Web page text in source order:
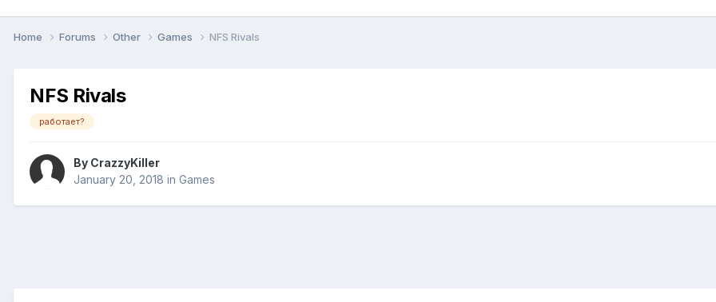
Home Forums Other Games NFS Rivals
NFS Rivals
работает?
By CrazzyKiller
January 20, 2018 in Games